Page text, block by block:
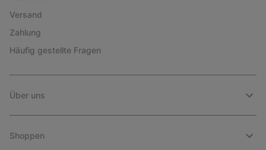
Versand
Zahlung
Häufig gestellte Fragen
Über uns
Shoppen